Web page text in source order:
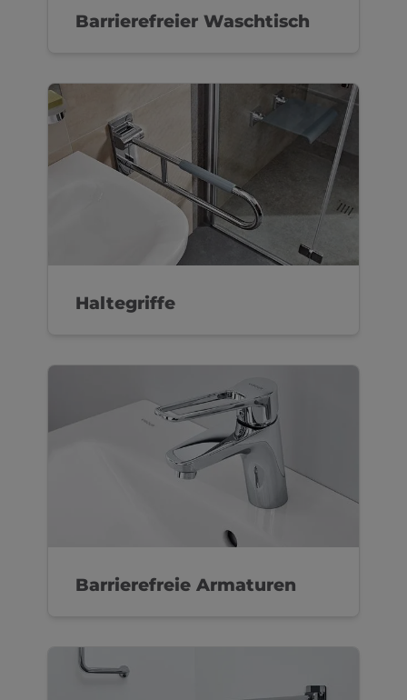
Barrierefreier Waschtisch
Haltegriffe
Barrierefreie Armaturen